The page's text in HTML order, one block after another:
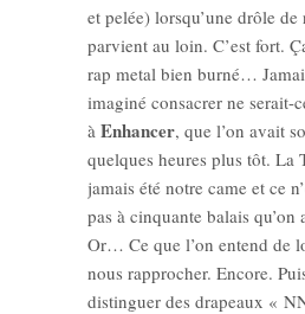
et pelée) lorsqu’une drôle de
parvient au loin. C’est fort.
rap metal bien burné…
imaginé consacrer ne serait-
à Enhancer, que l’on avait
quelques heures plus tôt. La
jamais été notre came et ce
pas à cinquante balais qu’on
Or… Ce que l’on entend de
nous rapprocher. Encore.
distinguer des drapeaux «